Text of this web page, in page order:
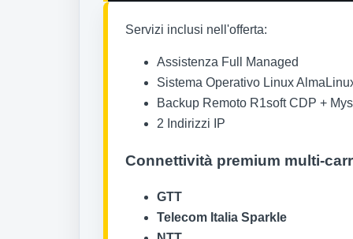
Servizi inclusi nell'offerta:
Assistenza Full Managed
Sistema Operativo Linux
Backup Remoto R1soft CDP +
2 Indirizzi IP
Connettività premium multi-
GTT
Telecom Italia Sparkle